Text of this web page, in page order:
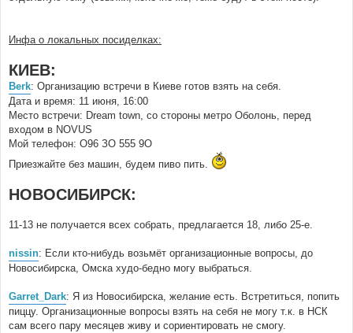
Инфа о локальных посиделках:
КИЕВ:
Berk: Организацию встречи в Киеве готов взять на себя.
Дата и время: 11 июня, 16:00
Место встречи: Dream town, со стороны метро Оболонь, перед
входом в NOVUS
Мой телефон: О96 ЗО 555 9О
Приезжайте без машин, будем пиво пить.
НОВОСИБИРСК:
11-13 не получается всех собрать, предлагается 18, либо 25-е.
nissin: Если кто-нибудь возьмёт организационные вопросы, до
Новосибирска, Омска худо-бедно могу выбраться.
Garret_Dark: Я из Новосибирска, желание есть. Встретиться, попить
пиццу. Организационные вопросы взять на себя не могу т.к. в НСК
сам всего пару месяцев живу и сориентировать не смогу.